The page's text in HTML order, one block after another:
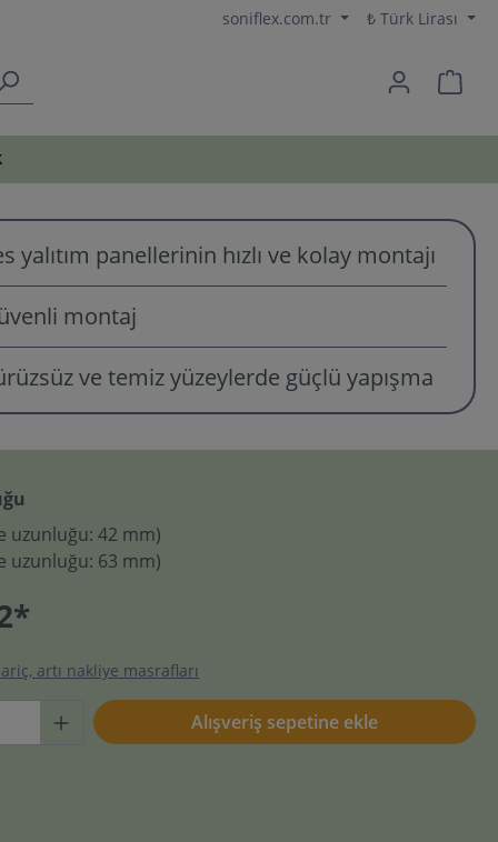
soniflex.com.tr ₺Türk Lirası
yalıtım panellerinin hızlı ve kolay montajı
montaj
ve temiz yüzeylerde güçlü yapışma
uzunluğu: 42 mm)
uzunluğu: 63 mm)
artı nakliye masrafları
Alışveriş sepetine ekle